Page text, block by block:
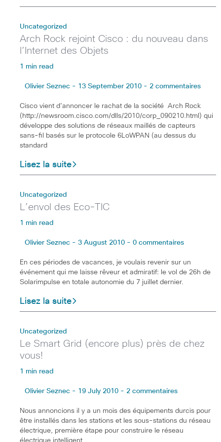
Uncategorized
Arch Rock rejoint Cisco : du nouveau dans
l’Internet des Objets
1 min read
Olivier Seznec - 13 September 2010 - 2 commentaires
Cisco vient d’annoncer le rachat de la société Arch Rock
(http://newsroom.cisco.com/dlls/2010/corp_090210.html) qui
développe des solutions de réseaux maillés de capteurs
sans-fil basés sur le protocole 6LoWPAN (au dessus du
standard
Lisez la suite
Uncategorized
L’envol des Eco-TIC
1 min read
Olivier Seznec - 3 August 2010 - 0 commentaires
En ces périodes de vacances, je voulais revenir sur un
événement qui me laisse rêveur et admiratif: le vol de 26h de
Solarimpulse en totale autonomie du 7 juillet dernier.
Lisez la suite
Uncategorized
Le Smart Grid (encore plus) près de chez
vous!
1 min read
Olivier Seznec - 19 July 2010 - 2 commentaires
Nous annoncions il y a un mois des équipements durcis pour
être installés dans les stations et les sous-stations du réseau
électrique, première étape pour construire le réseau
électrique intelligent.